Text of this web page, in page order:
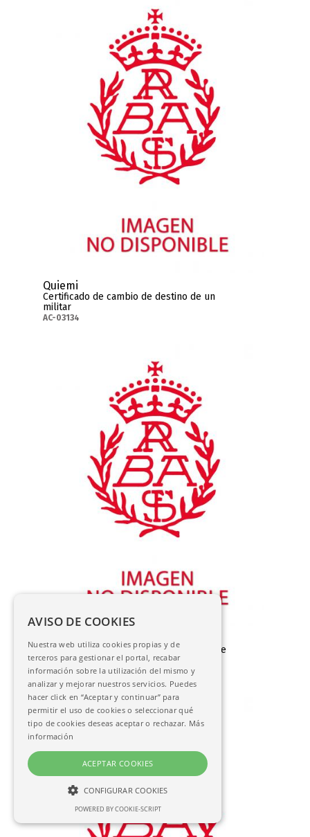
Quiemi
Certificado de cambio de destino de un
militar
AC-03134
Certificado de concesión de la Insignia de
san Hermenegildo
AC-03135
AVISO DE COOKIES
Nuestra web utiliza cookies propias y de
terceros para gestionar el portal, recabar
información sobre la utilización del mismo y
analizar y mejorar nuestros servicios. Puedes
hacer click en “Aceptar y continuar” para
permitir el uso de cookies o seleccionar qué
tipo de cookies deseas aceptar o rechazar. Más
información
ACEPTAR COOKIES
CONFIGURAR COOKIES
NECESARIAS
ANALÍTICAS
POWERED BY COOKIE-SCRIPT